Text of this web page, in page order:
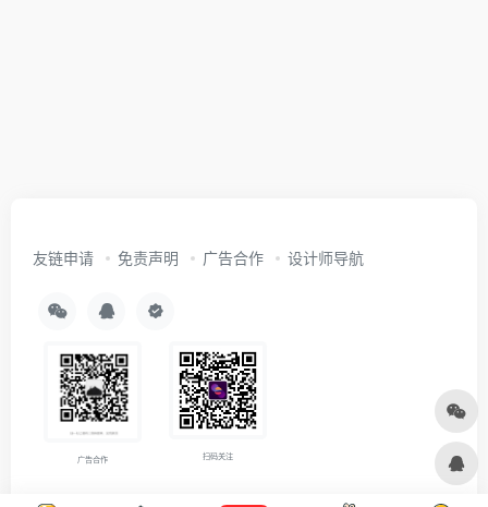
友链申请 免责声明 广告合作 设计师导航
广告合作 扫码关注